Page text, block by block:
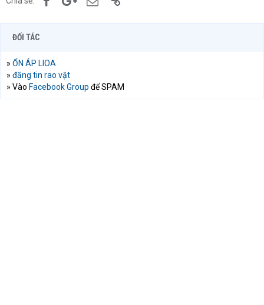
ĐỐI TÁC
» ỔN ÁP LIOA
» đăng tin rao vặt
» Vào Facebook Group để SPAM